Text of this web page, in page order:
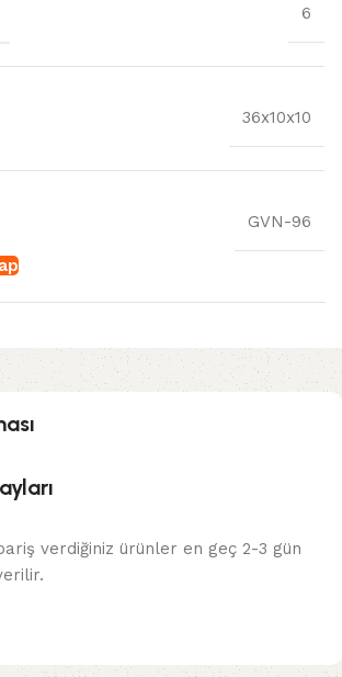
6
36x10x10
GVN-96
verdiğiniz ürünler en geç 2-3 gün